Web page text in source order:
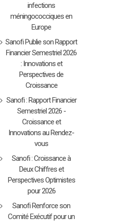
infections
méningococciques en
Europe
Sanofi Publie son Rapport
Financier Semestriel 2026
: Innovations et
Perspectives de
Croissance
Sanofi : Rapport Financier
Semestriel 2026 -
Croissance et
Innovations au Rendez-
vous
Sanofi : Croissance à
Deux Chiffres et
Perspectives Optimistes
pour 2026
Sanofi Renforce son
Comité Exécutif pour un